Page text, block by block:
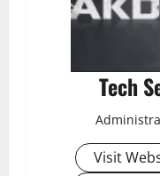
Tech
Visit